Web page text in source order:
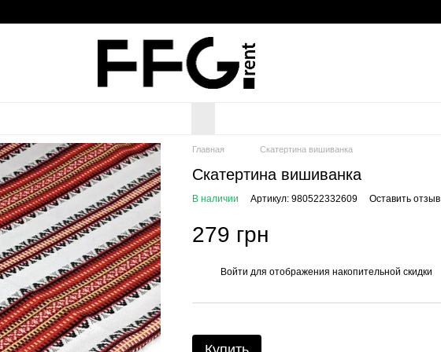
Главная Скатертина вишиванка
Скатертина вишиванка
В наличии Артикул: 980522332609 Оставить отзыв
279 грн
Войти для отображения накопительной скидки